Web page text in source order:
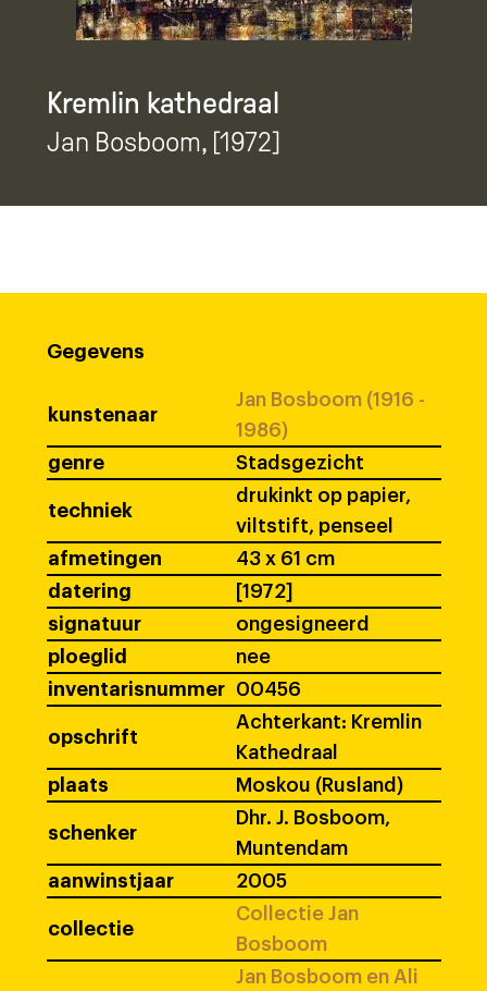
Kremlin kathedraal
Jan Bosboom, [1972]
Gegevens
kunstenaar
Jan Bosboom (1916 -
1986)
genre
Stadsgezicht
techniek
drukinkt op papier,
viltstift, penseel
afmetingen
43 x 61 cm
datering
[1972]
signatuur
ongesigneerd
ploeglid
nee
inventarisnummer
00456
opschrift
Achterkant: Kremlin
Kathedraal
plaats
Moskou (Rusland)
schenker
Dhr. J. Bosboom,
Muntendam
aanwinstjaar
2005
collectie
Collectie Jan
Bosboom
Jan Bosboom en Ali